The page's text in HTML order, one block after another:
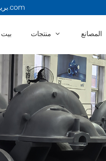
بريد إلكتروني : 13914479750@163.com
بيت المصانع